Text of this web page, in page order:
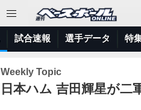
試合速報 選手データ 特
Weekly Topic
日本ハム 吉田輝星が二